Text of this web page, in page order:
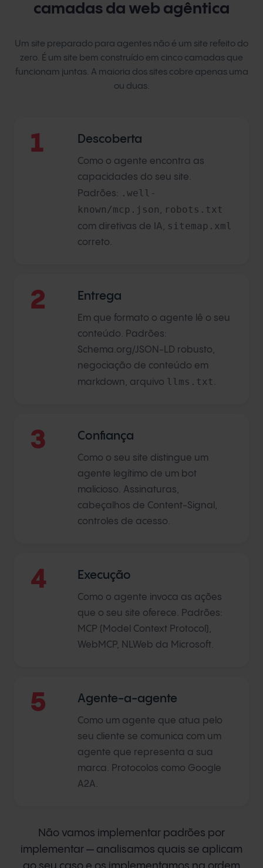
camadas da web agêntica
Um site preparado para agentes não é um site refeito do
zero. É um site bem construído em cinco camadas que
funcionam juntas. A maioria dos sites cobre apenas uma
ou duas.
1 Descoberta
Como o agente encontra as
capacidades do seu site.
Padrões: .well-
known/mcp.json , robots.txt
com diretivas de IA, sitemap.xml
correto.
2 Entrega
Em que formato o agente lê o seu
conteúdo. Padrões:
Schema.org/JSON-LD robusto,
negociação de conteúdo em
markdown, arquivo llms.txt .
3 Confiança
Como o seu site distingue um
agente legítimo de um bot
malicioso. Assinaturas,
cabeçalhos de Content-Signal,
controles de acesso.
4 Execução
Como o agente invoca as ações
que o seu site oferece. Padrões:
MCP (Model Context Protocol),
WebMCP, NLWeb da Microsoft.
5 Agente-a-agente
Como um agente que atua pelo
seu cliente se comunica com um
agente que representa a sua
marca. Protocolos como Google
A2A.
Não vamos implementar padrões por
implementar — analisamos quais se aplicam